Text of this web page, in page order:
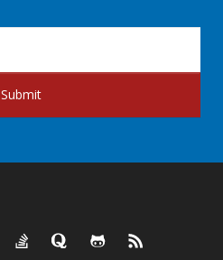
Submit